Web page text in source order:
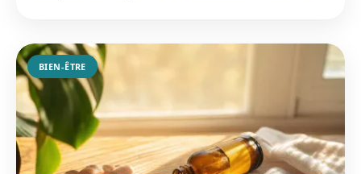
BIEN-ÊTRE